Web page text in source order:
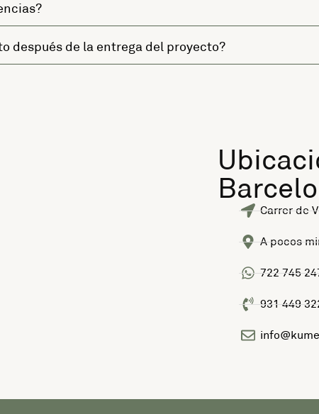
después de la entrega del proyecto?
Carrer de
A pocos
722 745
931 449